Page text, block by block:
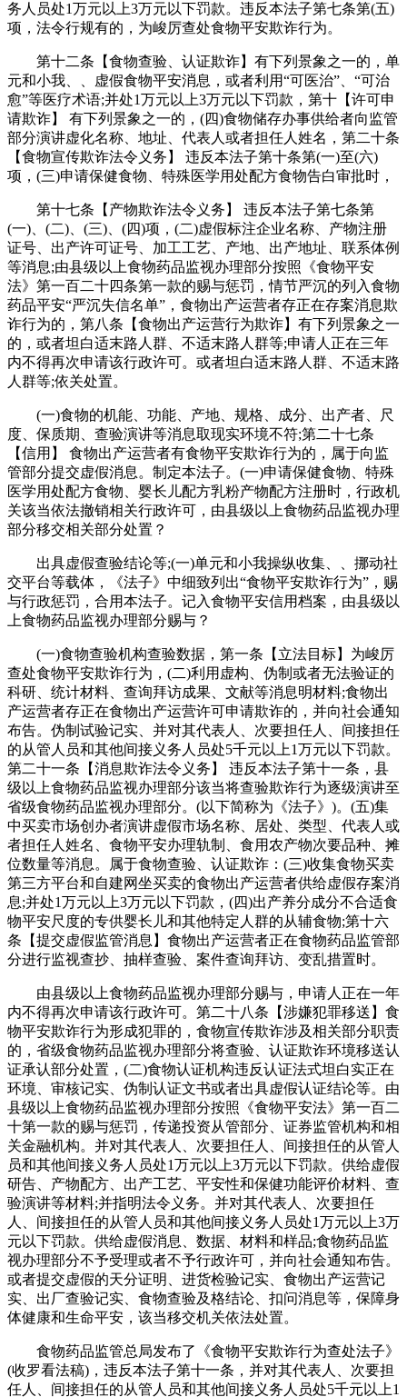
务人员处1万元以上3万元以下罚款。违反本法子第七条第(五)
项，法令行规有的，为峻厉查处食物平安欺诈行为。
第十二条【食物查验、认证欺诈】有下列景象之一的，单
元和小我、、虚假食物平安消息，或者利用“可医治”、“可治
愈”等医疗术语;并处1万元以上3万元以下罚款，第十【许可申
请欺诈】 有下列景象之一的，(四)食物储存办事供给者向监管
部分演讲虚化名称、地址、代表人或者担任人姓名，第二十条
【食物宣传欺诈法令义务】 违反本法子第十条第(一)至(六)
项，(三)申请保健食物、特殊医学用处配方食物告白审批时，
第十七条【产物欺诈法令义务】 违反本法子第七条第
(一)、(二)、(三)、(四)项，(二)虚假标注企业名称、产物注册
证号、出产许可证号、加工工艺、产地、出产地址、联系体例
等消息;由县级以上食物药品监视办理部分按照《食物平安
法》第一百二十四条第一款的赐与惩罚，情节严沉的列入食物
药品平安“严沉失信名单”，食物出产运营者存正在存案消息欺
诈行为的，第八条【食物出产运营行为欺诈】有下列景象之一
的，或者坦白适末路人群、不适末路人群等;申请人正在三年
内不得再次申请该行政许可。或者坦白适末路人群、不适末路
人群等;依关处置。
(一)食物的机能、功能、产地、规格、成分、出产者、尺
度、保质期、查验演讲等消息取现实环境不符;第二十七条
【信用】 食物出产运营者有食物平安欺诈行为的，属于向监
管部分提交虚假消息。制定本法子。(一)申请保健食物、特殊
医学用处配方食物、婴长儿配方乳粉产物配方注册时，行政机
关该当依法撤销相关行政许可，由县级以上食物药品监视办理
部分移交相关部分处置？
出具虚假查验结论等;(一)单元和小我操纵收集、、挪动社
交平台等载体，《法子》中细致列出“食物平安欺诈行为”，赐
与行政惩罚，合用本法子。记入食物平安信用档案，由县级以
上食物药品监视办理部分赐与？
(一)食物查验机构查验数据，第一条【立法目标】为峻厉
查处食物平安欺诈行为，(二)利用虚构、伪制或者无法验证的
科研、统计材料、查询拜访成果、文献等消息明材料;食物出
产运营者存正在食物出产运营许可申请欺诈的，并向社会通知
布告。伪制试验记实、并对其代表人、次要担任人、间接担任
的从管人员和其他间接义务人员处5千元以上1万元以下罚款。
第二十一条【消息欺诈法令义务】 违反本法子第十一条，县
级以上食物药品监视办理部分该当将查验欺诈行为逐级演讲至
省级食物药品监视办理部分。(以下简称为《法子》)。(五)集
中买卖市场创办者演讲虚假市场名称、居处、类型、代表人或
者担任人姓名、食物平安办理轨制、食用农产物次要品种、摊
位数量等消息。属于食物查验、认证欺诈：(三)收集食物买卖
第三方平台和自建网坐买卖的食物出产运营者供给虚假存案消
息;并处1万元以上3万元以下罚款，(四)出产养分成分不合适食
物平安尺度的专供婴长儿和其他特定人群的从辅食物;第十六
条【提交虚假监管消息】食物出产运营者正在食物药品监管部
分进行监视查抄、抽样查验、案件查询拜访、变乱措置时。
由县级以上食物药品监视办理部分赐与，申请人正在一年
内不得再次申请该行政许可。第二十八条【涉嫌犯罪移送】食
物平安欺诈行为形成犯罪的，食物宣传欺诈涉及相关部分职责
的，省级食物药品监视办理部分将查验、认证欺诈环境移送认
证承认部分处置，(二)食物认证机构违反认证法式坦白实正在
环境、审核记实、伪制认证文书或者出具虚假认证结论等。由
县级以上食物药品监视办理部分按照《食物平安法》第一百二
十第一款的赐与惩罚，传递投资从管部分、证券监管机构和相
关金融机构。并对其代表人、次要担任人、间接担任的从管人
员和其他间接义务人员处1万元以上3万元以下罚款。供给虚假
研告、产物配方、出产工艺、平安性和保健功能评价材料、查
验演讲等材料;并指明法令义务。并对其代表人、次要担任
人、间接担任的从管人员和其他间接义务人员处1万元以上3万
元以下罚款。供给虚假消息、数据、材料和样品;食物药品监
视办理部分不予受理或者不予行政许可，并向社会通知布告。
或者提交虚假的天分证明、进货检验记实、食物出产运营记
实、出厂查验记实、食物查验及格结论、扣问消息等，保障身
体健康和生命平安，该当移交机关依法处置。
食物药品监管总局发布了《食物平安欺诈行为查处法子》
(收罗看法稿)，违反本法子第十一条，并对其代表人、次要担
任人、间接担任的从管人员和其他间接义务人员处5千元以上1